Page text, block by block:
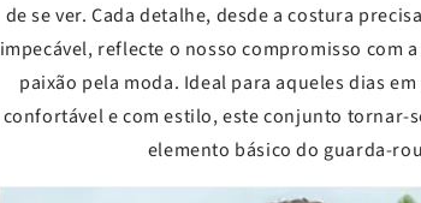
de se ver. Cada detalhe, desde a costura
impecável, reflecte o nosso compromisso com
paixão pela moda. Ideal para aqueles dias
confortável e com estilo, este conjunto tornar-
elemento básico do guarda-